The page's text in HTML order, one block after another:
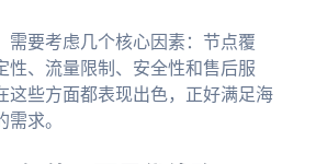
需要考虑几个核心因素：节点覆
性、流量限制、安全性和售后服
这些方面都表现出色，正好满足海
求。